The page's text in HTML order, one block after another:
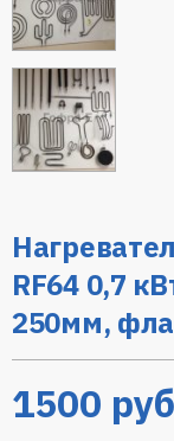
RF64 0,7
250мм,
1500